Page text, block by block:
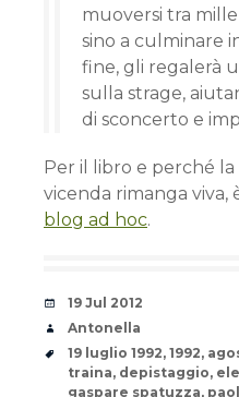
muoversi tra
sino a culminare
fine, gli regalerà
sulla strage,
di sconcerto e
Per il libro e perché
vicenda rimanga
blog ad hoc.
Date
19 Jul 2012
Author
Antonella
Tags
19 luglio 1992, 1992,
traina, depistaggio,
gaspare spatuzza,